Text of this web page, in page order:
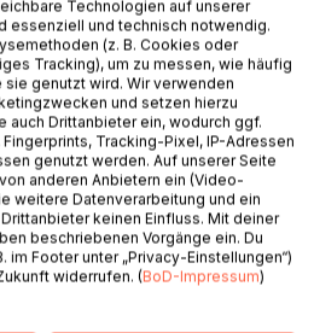
Kreativität werden hier als
finden.
historisch
behandelt. So wird der
besondere Begabungen ererbt
Als Konsequenz aus diesem
ein besonderes Augenmerk auf
Förderung gelegt.
der Begriff
Gesamtheit untersucht worden ist,
dieser Arbeit auf der
Technologien auf unserer
essenziell und technisch notwendig.
(z. B. Cookies oder
Tracking), um zu messen, wie häufig
genutzt wird. Wir verwenden
und setzen hierzu
Drittanbieter ein, wodurch ggf.
Tracking-Pixel, IP-Adressen
genutzt werden. Auf unserer Seite
anderen Anbietern ein (Video-
weitere Datenverarbeitung und ein
keinen Einfluss. Mit deiner
beschriebenen Vorgänge ein. Du
im Footer unter „Privacy-Einstellungen“)
widerrufen. (BoD-Impressum)